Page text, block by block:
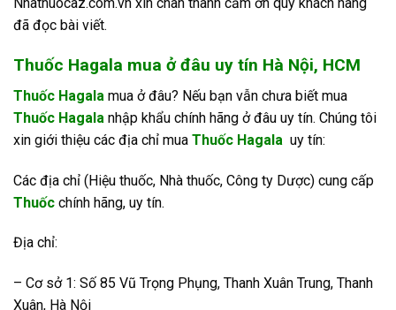
Nhathuocaz.com.vn xin chân thành cảm ơn quý khách hàng
đã đọc bài viết.
Thuốc Hagala mua ở đâu uy tín Hà Nội, HCM
Thuốc Hagala mua ở đâu? Nếu bạn vẫn chưa biết mua
Thuốc Hagala nhập khẩu chính hãng ở đâu uy tín. Chúng tôi
xin giới thiệu các địa chỉ mua Thuốc Hagala uy tín:
Các địa chỉ (Hiệu thuốc, Nhà thuốc, Công ty Dược) cung cấp
Thuốc chính hãng, uy tín.
Địa chỉ:
– Cơ sở 1: Số 85 Vũ Trọng Phụng, Thanh Xuân Trung, Thanh
Xuân, Hà Nội